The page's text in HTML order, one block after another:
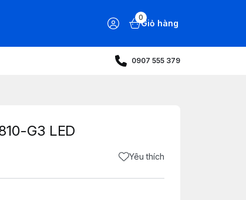
0
Giỏ hàng
0907 555 379
G3 LED
Yêu thích